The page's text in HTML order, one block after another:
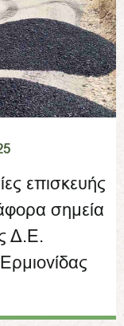
επισκευής
σημεία
Δ.Ε.